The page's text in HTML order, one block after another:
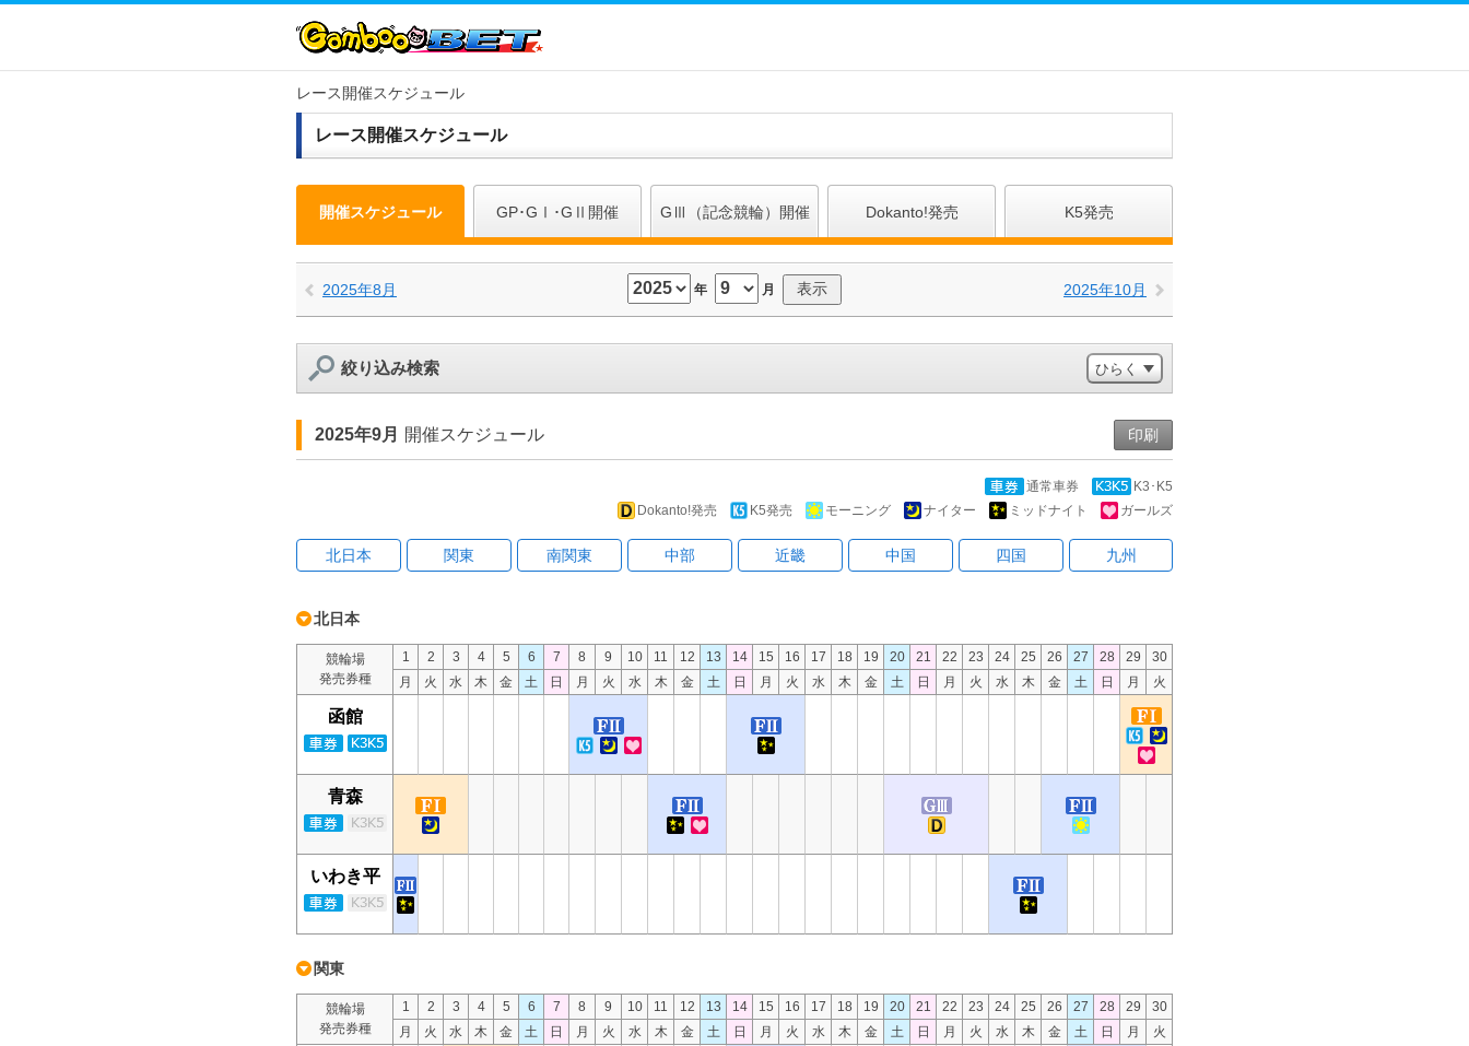
レース開催スケジュール
レース開催スケジュール
開催スケジュール GP･GⅠ･GⅡ開催 GⅢ（記念競輪）開催 Dokanto!発売 K5発売
2025年8月 年 月 2025年10月
絞り込み検索
2025年9月 開催スケジュール 印刷
通常車券
K3･K5
Dokanto!発売
K5発売 モーニング ナイター ミッドナイト ガールズ
北日本 関東 南関東 中部 近畿 中国 四国 九州
北日本
競輪場
発売券種
1 2 3 4 5 6 7 8 9 10 11 12 13 14 15 16 17 18 19 20 21 22 23 24 25 26 27 28 29
30
月
火 水 木 金 土 日 月 火 水 木 金 土 日 月 火 水 木 金 土 日 月 火 水 木 金 土 日 月 火
函館
青森
いわき平
関東
競輪場
発売券種
1 2 3 4 5 6 7 8 9 10 11 12 13 14 15 16 17 18 19 20 21 22 23 24 25 26 27 28 29
30
月
火 水 木 金 土 日 月 火 水 木 金 土 日 月 火 水 木 金 土 日 月 火 水 木 金 土 日 月 火